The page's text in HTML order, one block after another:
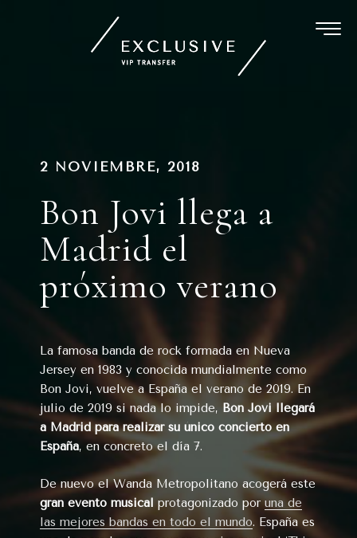
2 NOVIEMBRE, 2018
Bon Jovi llega a
Madrid el
próximo verano
La famosa banda de rock formada en Nueva
Jersey en 1983 y conocida mundialmente como
Bon Jovi, vuelve a España el verano de 2019. En
julio de 2019 si nada lo impide, Bon Jovi llegará
a Madrid para realizar su único concierto en
España, en concreto el día 7.
De nuevo el Wanda Metropolitano acogerá este
gran evento musical protagonizado poruna de
las mejores bandas en todo el mundo. España es
Navegación
entradas